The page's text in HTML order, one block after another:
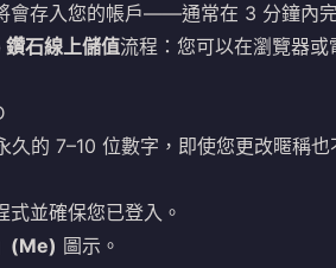
會存入您的帳戶——通常在 3 分鐘內完
石線上儲值流程：您可以在瀏覽器或
久的 7–10 位數字，即使您更改暱稱
並確保您已登入。
(Me) 圖示。